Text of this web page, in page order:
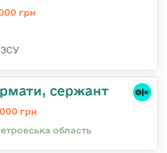
грн
сержант
грн
область